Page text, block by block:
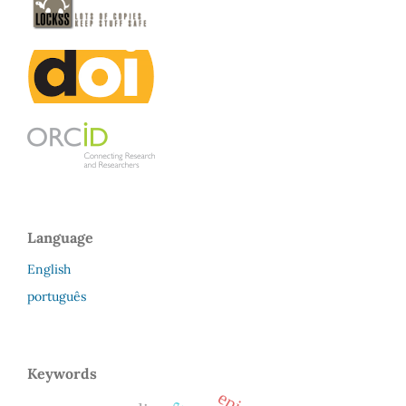
Language
English
português
Keywords